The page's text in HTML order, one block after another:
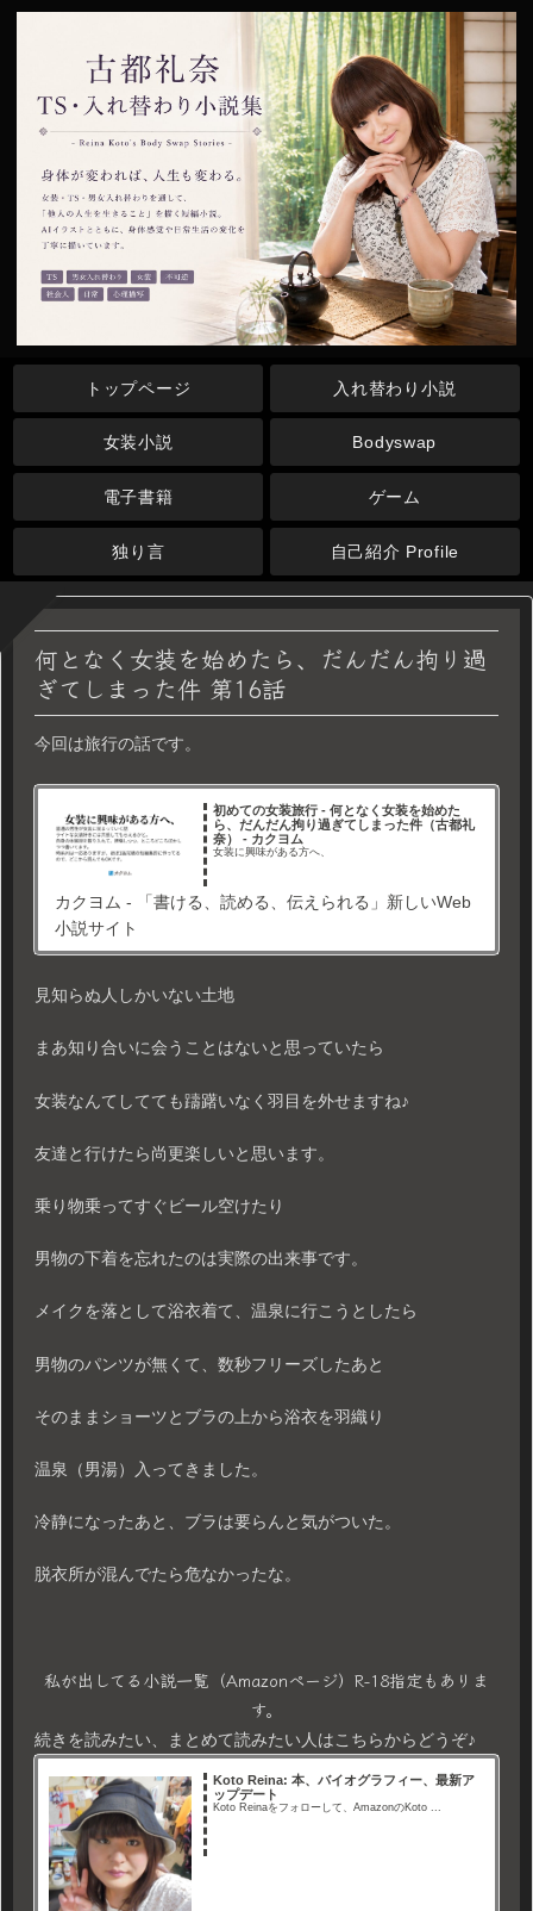
トップページ 入れ替わり小説
女装小説 Bodyswap
電子書籍 ゲーム
独り言 自己紹介 Profile
何となく女装を始めたら、だんだん拘り過
ぎてしまった件 第16話
今回は旅行の話です。
初めての女装旅行 - 何となく女装を始めた
ら、だんだん拘り過ぎてしまった件（古都礼
奈） - カクヨム
女装に興味がある方へ、
カクヨム - 「書ける、読める、伝えられる」新しいWeb
小説サイト
見知らぬ人しかいない土地
まあ知り合いに会うことはないと思っていたら
女装なんてしてても躊躇いなく羽目を外せますね♪
友達と行けたら尚更楽しいと思います。
乗り物乗ってすぐビール空けたり
男物の下着を忘れたのは実際の出来事です。
メイクを落として浴衣着て、温泉に行こうとしたら
男物のパンツが無くて、数秒フリーズしたあと
そのままショーツとブラの上から浴衣を羽織り
温泉（男湯）入ってきました。
冷静になったあと、ブラは要らんと気がついた。
脱衣所が混んでたら危なかったな。
私が出してる小説一覧（Amazonページ）R-18指定もありま
す。
続きを読みたい、まとめて読みたい人はこちらからどうぞ♪
Koto Reina: 本、バイオグラフィー、最新ア
ップデート
Koto Reinaをフォローして、AmazonのKoto ...